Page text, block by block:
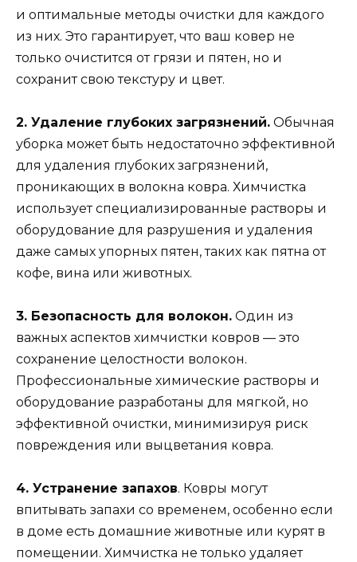
и оптимальные методы очистки для каждого
из них. Это гарантирует, что ваш ковер не
только очистится от грязи и пятен, но и
сохранит свою текстуру и цвет.
2. Удаление глубоких загрязнений. Обычная
уборка может быть недостаточно эффективной
для удаления глубоких загрязнений,
проникающих в волокна ковра. Химчистка
использует специализированные растворы и
оборудование для разрушения и удаления
даже самых упорных пятен, таких как пятна от
кофе, вина или животных.
3. Безопасность для волокон. Один из
важных аспектов химчистки ковров — это
сохранение целостности волокон.
Профессиональные химические растворы и
оборудование разработаны для мягкой, но
эффективной очистки, минимизируя риск
повреждения или выцветания ковра.
4. Устранение запахов. Ковры могут
впитывать запахи со временем, особенно если
в доме есть домашние животные или курят в
помещении. Химчистка не только удаляет